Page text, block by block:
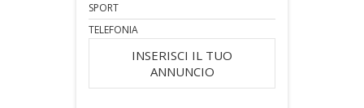
SPORT
TELEFONIA
INSERISCI IL TUO
ANNUNCIO